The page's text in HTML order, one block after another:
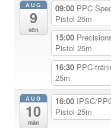
n
AUG
9
sön
09:00 PPC
Pistol 25m
15:00
Pistol 25m
16:30 PPC-
25m
AUG
10
mån
16:00 IPSC/
Pistol 25m